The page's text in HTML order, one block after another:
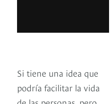
Si tiene una idea que
podría facilitar la vida